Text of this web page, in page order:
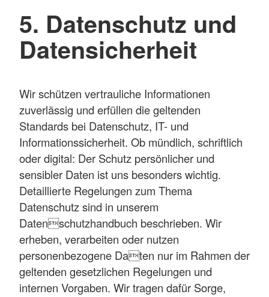
5. Datenschutz und
Datensicherheit
Wir schützen vertrauliche Informationen
zuverlässig und erfüllen die geltenden
Standards bei Datenschutz, IT- und
Informationssicherheit. Ob mündlich, schriftlich
oder digital: Der Schutz persönlicher und
sensibler Daten ist uns besonders wichtig.
Detaillierte Regelungen zum Thema
Datenschutz sind in unserem
Datenschutzhandbuch beschrieben. Wir
erheben, verarbeiten oder nutzen
personenbezogene Daten nur im Rahmen der
geltenden gesetzlichen Regelungen und
internen Vorgaben. Wir tragen dafür Sorge,